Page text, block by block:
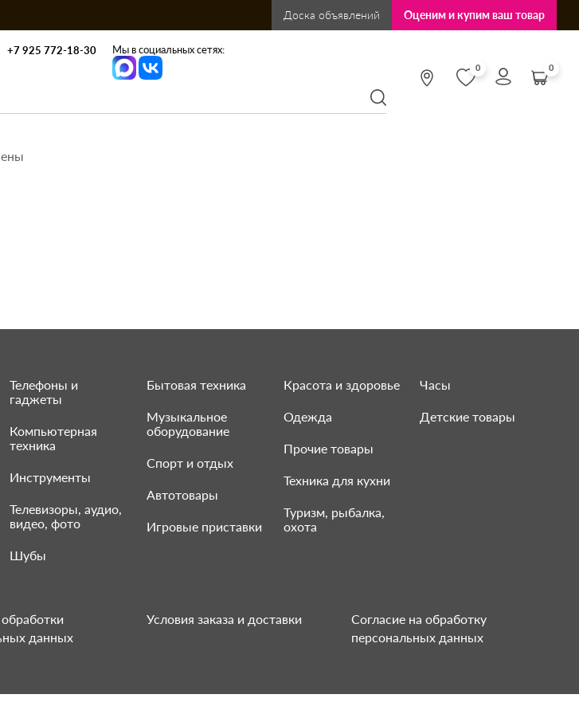
Доска объявлений Оценим и купим ваш товар
+7 925 772-18-30 Мы в социальных сетях:
0 0
Телефоны и
гаджеты
Компьютерная
техника
Инструменты
Телевизоры, аудио,
видео, фото
Шубы
Бытовая техника
Музыкальное
оборудование
Спорт и отдых
Автотовары
Игровые приставки
Красота и здоровье
Одежда
Прочие товары
Техника для кухни
Туризм, рыбалка,
охота
Часы
Детские товары
данных
Условия заказа и доставки
Согласие на обработку
персональных данных